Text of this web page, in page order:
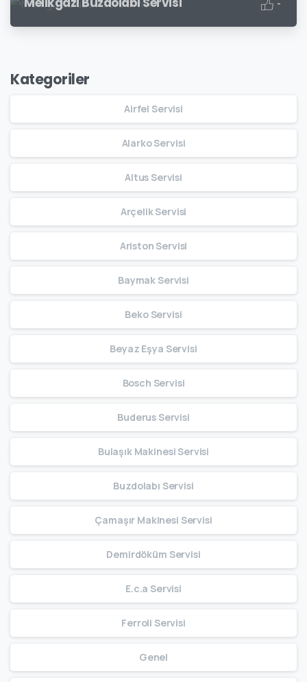
-
Kategoriler
Airfel Servisi
Alarko Servisi
Altus Servisi
Arçelik Servisi
Ariston Servisi
Baymak Servisi
Beko Servisi
Beyaz Eşya Servisi
Bosch Servisi
Buderus Servisi
Bulaşık Makinesi Servisi
Buzdolabı Servisi
Çamaşır Makinesi Servisi
Demirdöküm Servisi
E.c.a Servisi
Ferroli Servisi
Genel